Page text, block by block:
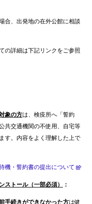
合、出発地の在外公館に相談
の詳細は下記リンクをご参照
象の方は、検疫所へ「誓約
共交通機関の不使用、自宅等
す。内容をよく理解した上で
機・誓約書の提出について
ストール（一部必須） ：
手続きができなかった方は健